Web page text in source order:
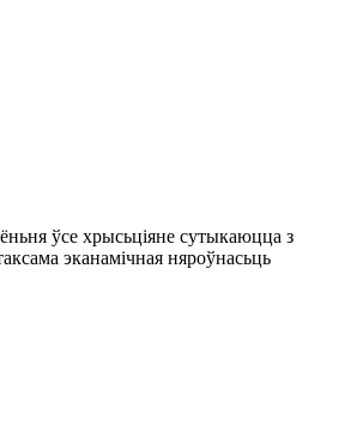
ўсе хрысьціяне сутыкаюцца з
эканамічная няроўнасьць